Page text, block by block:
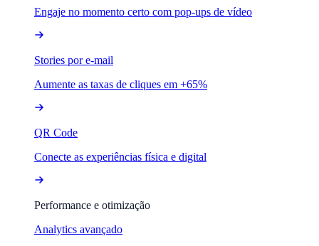
Engaje no momento certo com pop-ups de vídeo
Stories por e-mail
Aumente as taxas de cliques em +65%
QR Code
Conecte as experiências física e digital
Performance e otimização
Analytics avançado